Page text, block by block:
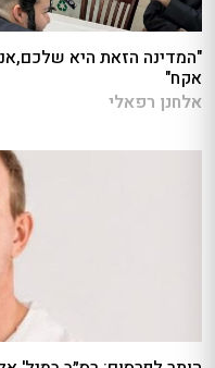
"המדינה הזאת היא
אקח"
אלחנן רפאלי